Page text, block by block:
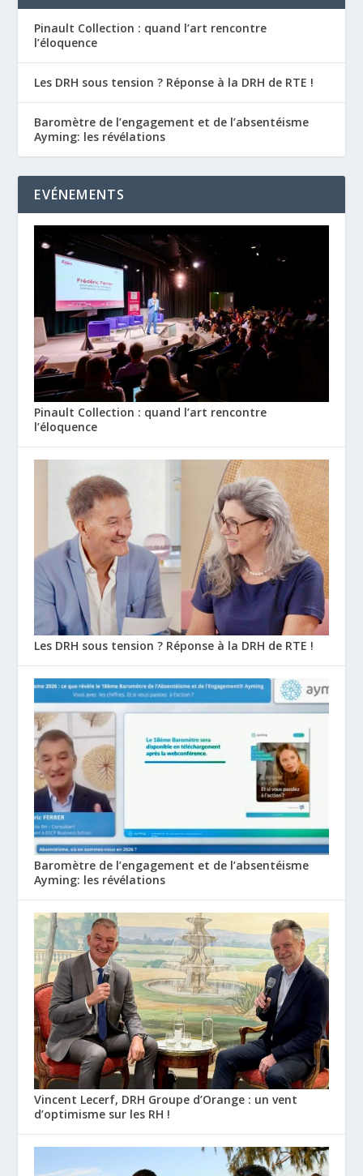
Pinault Collection : quand l’art rencontre
l’éloquence
Les DRH sous tension ? Réponse à la DRH de RTE !
Baromètre de l’engagement et de l’absentéisme
Ayming: les révélations
EVÉNEMENTS
Pinault Collection : quand l’art rencontre
l’éloquence
Les DRH sous tension ? Réponse à la DRH de RTE !
Baromètre de l’engagement et de l’absentéisme
Ayming: les révélations
Vincent Lecerf, DRH Groupe d’Orange : un vent
d’optimisme sur les RH !